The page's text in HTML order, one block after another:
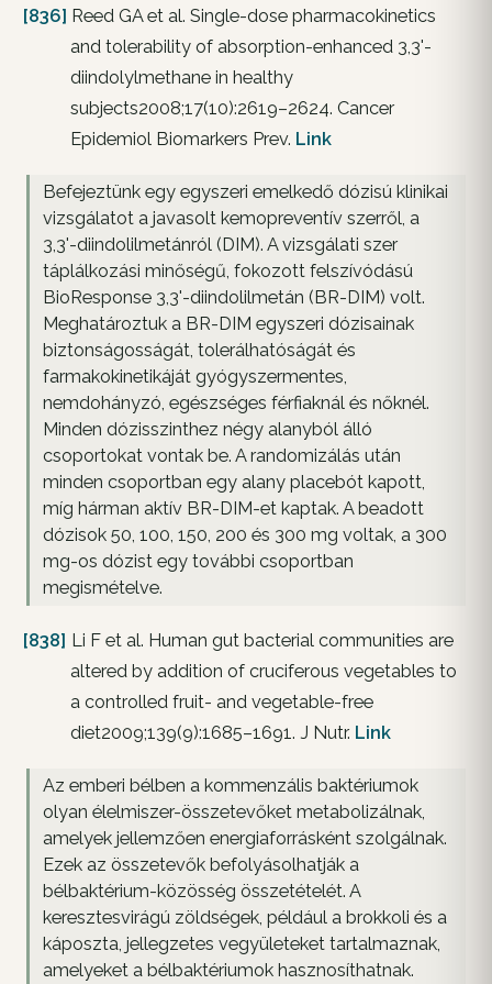
[836] Reed GA et al. Single-dose pharmacokinetics
and tolerability of absorption-enhanced 3,3'-
diindolylmethane in healthy
subjects2008;17(10):2619–2624. Cancer
Epidemiol Biomarkers Prev. Link
Befejeztünk egy egyszeri emelkedő dózisú klinikai
vizsgálatot a javasolt kemopreventív szerről, a
3,3'-diindolilmetánról (DIM). A vizsgálati szer
táplálkozási minőségű, fokozott felszívódású
BioResponse 3,3'-diindolilmetán (BR-DIM) volt.
Meghatároztuk a BR-DIM egyszeri dózisainak
biztonságosságát, tolerálhatóságát és
farmakokinetikáját gyógyszermentes,
nemdohányzó, egészséges férfiaknál és nőknél.
Minden dózisszinthez négy alanyból álló
csoportokat vontak be. A randomizálás után
minden csoportban egy alany placebót kapott,
míg hárman aktív BR-DIM-et kaptak. A beadott
dózisok 50, 100, 150, 200 és 300 mg voltak, a 300
mg-os dózist egy további csoportban
megismételve.
[838] Li F et al. Human gut bacterial communities are
altered by addition of cruciferous vegetables to
a controlled fruit- and vegetable-free
diet2009;139(9):1685–1691. J Nutr. Link
Az emberi bélben a kommenzális baktériumok
olyan élelmiszer-összetevőket metabolizálnak,
amelyek jellemzően energiaforrásként szolgálnak.
Ezek az összetevők befolyásolhatják a
bélbaktérium-közösség összetételét. A
keresztesvirágú zöldségek, például a brokkoli és a
káposzta, jellegzetes vegyületeket tartalmaznak,
amelyeket a bélbaktériumok hasznosíthatnak.